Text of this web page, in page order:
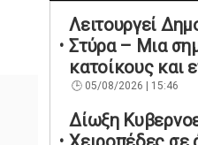
Λειτουργεί
Στύρα – Μια
κατοίκους και
05/08/2026 | 15:46
Δίωξη